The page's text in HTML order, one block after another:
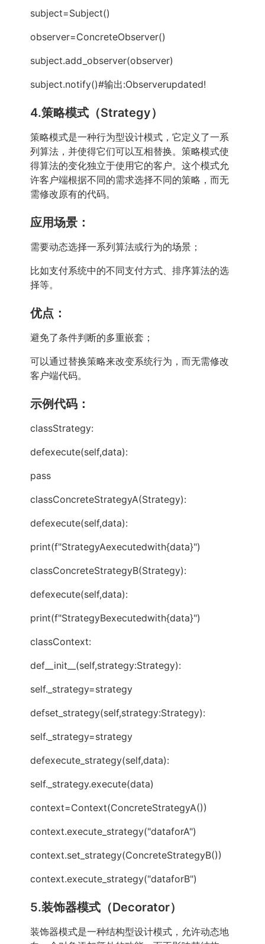
subject=Subject()
observer=ConcreteObserver()
subject.add_observer(observer)
subject.notify()#输出:Observerupdated!
4.策略模式（Strategy）
策略模式是一种行为型设计模式，它定义了一系
列算法，并使得它们可以互相替换。策略模式使
得算法的变化独立于使用它的客户。这个模式允
许客户端根据不同的需求选择不同的策略，而无
需修改原有的代码。
应用场景：
需要动态选择一系列算法或行为的场景；
比如支付系统中的不同支付方式、排序算法的选
择等。
优点：
避免了条件判断的多重嵌套；
可以通过替换策略来改变系统行为，而无需修改
客户端代码。
示例代码：
classStrategy:
defexecute(self,data):
pass
classConcreteStrategyA(Strategy):
defexecute(self,data):
print(f"StrategyAexecutedwith{data}")
classConcreteStrategyB(Strategy):
defexecute(self,data):
print(f"StrategyBexecutedwith{data}")
classContext:
def__init__(self,strategy:Strategy):
self._strategy=strategy
defset_strategy(self,strategy:Strategy):
self._strategy=strategy
defexecute_strategy(self,data):
self._strategy.execute(data)
context=Context(ConcreteStrategyA())
context.execute_strategy("dataforA")
context.set_strategy(ConcreteStrategyB())
context.execute_strategy("dataforB")
5.装饰器模式（Decorator）
装饰器模式是一种结构型设计模式，允许动态地